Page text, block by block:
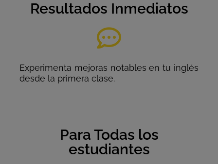
Resultados Inmediatos
Experimenta mejoras notables en tu inglés
desde la primera clase.
Para Todas los
estudiantes